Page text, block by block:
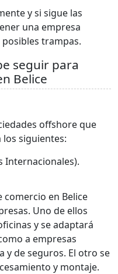
y si sigue las
una empresa
trampas.
seguir para
Belice
offshore que
los siguientes:
Internacionales).
comercio en Belice
Uno de ellos
y se adaptará
a empresas
y de seguros. El otro se
y montaje.